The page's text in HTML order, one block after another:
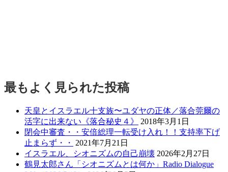
最もよく見られた投稿
天皇とイスラエル十支族〜ユダヤの正体／落合莞爾の
活字に出来ない《落合秘史４》
2018年3月1日
閉会中審査・・安倍総理一転受け入れ！！支持率下げ
止まらず・・
2021年7月21日
イスラエル、シオニズムの自己崩壊 2026年2月27日
鶴見太郎さん「シオニズムとは何か」Radio Dialogue